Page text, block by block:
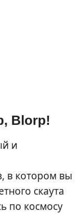
Blorp!
и
в котором вы
скаута
по космосу